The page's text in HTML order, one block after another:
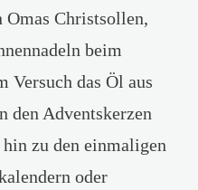
Christsollen,
beim
Versuch das Öl aus
den Adventskerzen
zu den einmaligen
oder